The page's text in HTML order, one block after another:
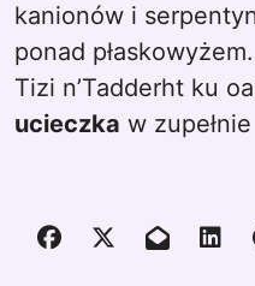
kanionów i
ponad
Tizi n’Tadderht ku
ucieczka w